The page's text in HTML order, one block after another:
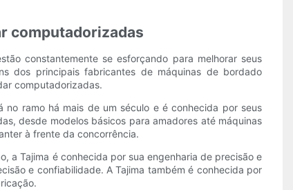
computadorizadas
constantemente se esforçando para melhorar seus
dos principais fabricantes de máquinas de bordado
computadorizadas.
ramo há mais de um século e é conhecida por seus
desde modelos básicos para amadores até máquinas
à frente da concorrência.
a Tajima é conhecida por sua engenharia de precisão e
e confiabilidade. A Tajima também é conhecida por